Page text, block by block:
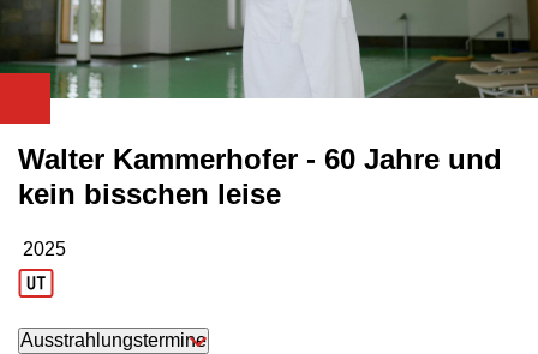
Walter Kammerhofer - 60 Jahre und
kein bisschen leise
Produktionsjahr: 2025
2025
Ausstrahlungstermine